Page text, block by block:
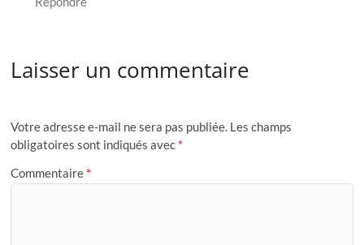
Laisser un commentaire
Votre adresse e-mail ne sera pas publiée. Les champs
obligatoires sont indiqués avec *
Commentaire *